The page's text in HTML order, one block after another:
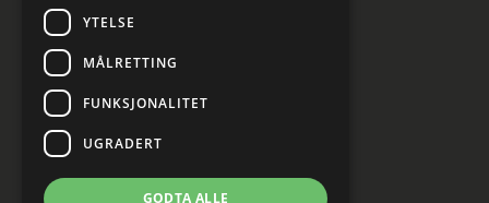
Cookies innstillinger
YTELSE
MÅLRETTING
FUNKSJONALITET
UGRADERT
GODTA ALLE